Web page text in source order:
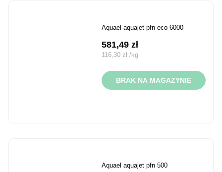
aquael aquajet pfn eco 6000
581,49zł
116,30zł /kg
BRAK NA MAGAZYNIE
aquael aquajet pfn 500